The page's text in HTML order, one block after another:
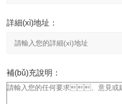
詳細(xì)地址：
補(bǔ)充說明：